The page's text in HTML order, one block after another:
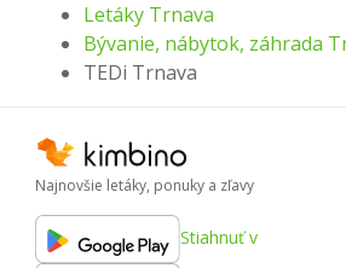
Letáky Trnava
Bývanie, nábytok, záhrada
TEDi Trnava
Najnovšie letáky, ponuky a zľavy
Stiahnuť v